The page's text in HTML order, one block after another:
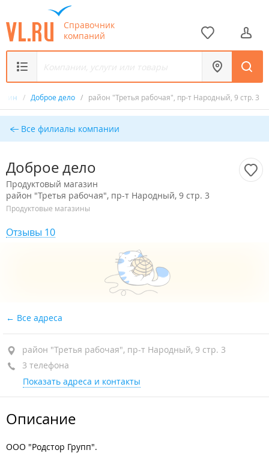
Справочник
компаний
/ Доброе дело / район "Третья рабочая", пр-т Народный, 9 стр. 3
Все филиалы компании
Доброе дело
Продуктовый магазин
район "Третья рабочая", пр-т Народный, 9 стр. 3
Продуктовые магазины
Отзывы 10
Все адреса
район "Третья рабочая", пр-т Народный, 9 стр. 3
3 телефона
Показать адреса и контакты
Описание
ООО "Родстор Групп".